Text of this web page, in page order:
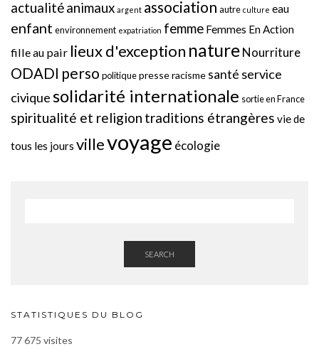
actualitéanimaux argent association autre culture eau
enfant environnement expatriation femme Femmes En Action
fille au pair lieux d'exception natureNourriture
ODADI perso politiquepresseracisme santé service
civiquesolidarité internationale sortie en France
spiritualité et religion traditions étrangères vie de
tous les jours villevoyage écologie
SEARCH
STATISTIQUES DU BLOG
77 675 visites